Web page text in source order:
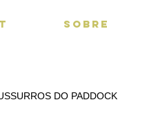
SOBRE
DO PADDOCK